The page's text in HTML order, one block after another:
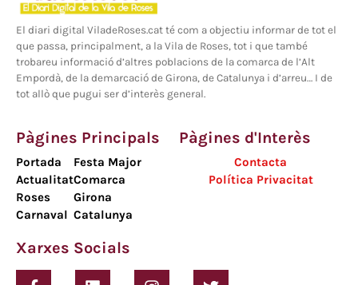
El diari digital ViladeRoses.cat té com a objectiu informar de tot el
que passa, principalment, a la Vila de Roses, tot i que també
trobareu informació d’altres poblacions de la comarca de l’Alt
Empordà, de la demarcació de Girona, de Catalunya i d’arreu… I de
tot allò que pugui ser d’interès general.
Pàgines Principals
Portada
Actualitat
Roses
Carnaval
Festa Major
Comarca
Girona
Catalunya
Pàgines d'Interès
Contacta
Política Privacitat
Xarxes Socials